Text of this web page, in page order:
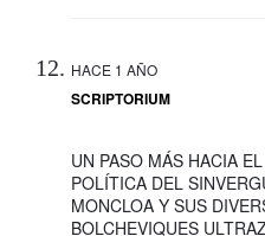
HACE 1 AÑO
SCRIPTORIUM
UN PASO MÁS HACIA
POLÍTICA DEL
MONCLOA Y SUS
BOLCHEVIQUES